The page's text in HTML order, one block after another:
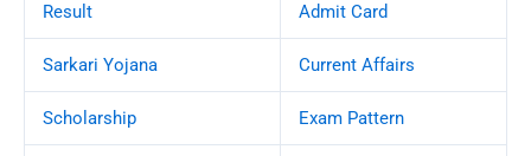
Result Admit Card
Sarkari Yojana Current Affairs
Scholarship Exam Pattern